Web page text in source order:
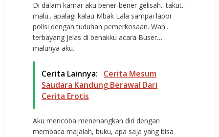
Di dalam kamar aku bener-bener gelisah.. takut..
malu.. apalagi kalau Mbak Lala sampai lapor
polisi dengan tuduhan pemerkosaan. Wah..
terbayang jelas di benakku acara Buser…
malunya aku.
Cerita Lainnya:
Cerita Mesum
Saudara Kandung Berawal Dari
Cerita Erotis
Aku mencoba menenangkan diri dengan
membaca majalah, buku, apa saja yang bisa